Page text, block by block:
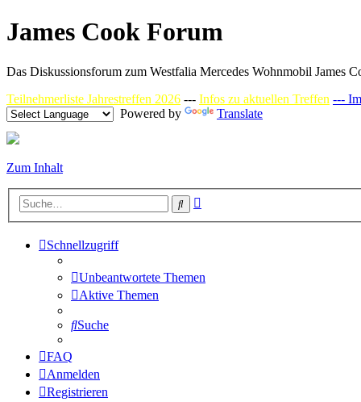
James Cook Forum
Das Diskussionsforum zum Westfalia Mercedes Wohnmobil James
Teilnehmerliste Jahrestreffen 2026 --- Infos zu aktuellen Treffen ---
Powered by
Translate
Zum Inhalt
Suche
Schnellzugriff
Unbeantwortete Themen
Aktive Themen
Suche
FAQ
Anmelden
Registrieren